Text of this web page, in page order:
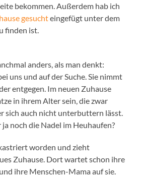
bekommen. Außerdem hab ich
gesuchteingefügt unter dem
finden ist.
anders, als man denkt:
uns und auf der Suche. Sie nimmt
entgegen. Im neuen Zuhause
in ihrem Alter sein, die zwar
sich auch nicht unterbuttern lässt.
noch die Nadel im Heuhaufen?
worden und zieht
Zuhause. Dort wartet schon ihre
ihre Menschen-Mama auf sie.